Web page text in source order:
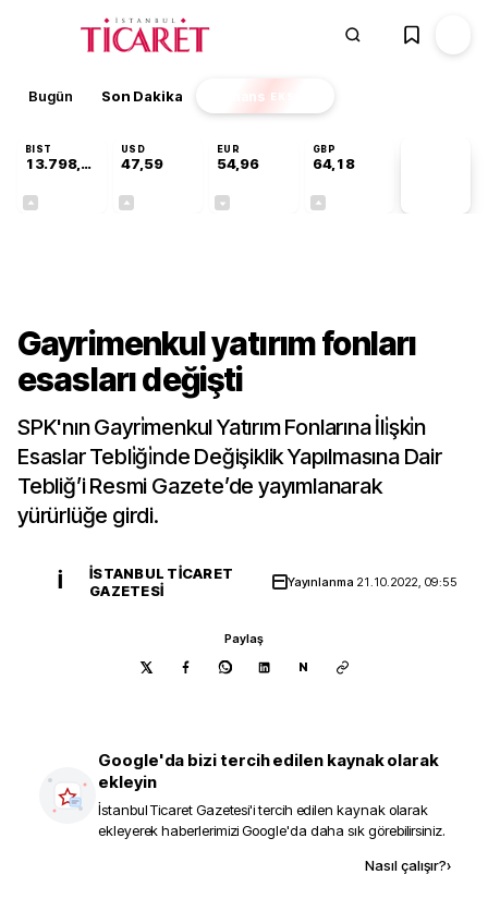
Bugün Son Dakika Finans EKSTRA
BIST
13.798,82
USD
47,59
EUR
54,96
GBP
64,18
Gayrimenkul yatırım fonları
esasları değişti
SPK'nın Gayri̇menkul Yatırım Fonlarına İli̇şki̇n
Esaslar Tebli̇ği̇nde Değişiklik Yapılmasına Dair
Tebliğ’i Resmi Gazete’de yayımlanarak
yürürlüğe girdi.
İ
İSTANBUL TICARET
GAZETESI
Yayınlanma 21.10.2022, 09:55
Paylaş
N
Google'da bizi tercih edilen kaynak olarak
ekleyin
İstanbul Ticaret Gazetesi'i tercih edilen kaynak olarak
ekleyerek haberlerimizi Google'da daha sık görebilirsiniz.
Nasıl çalışır?›